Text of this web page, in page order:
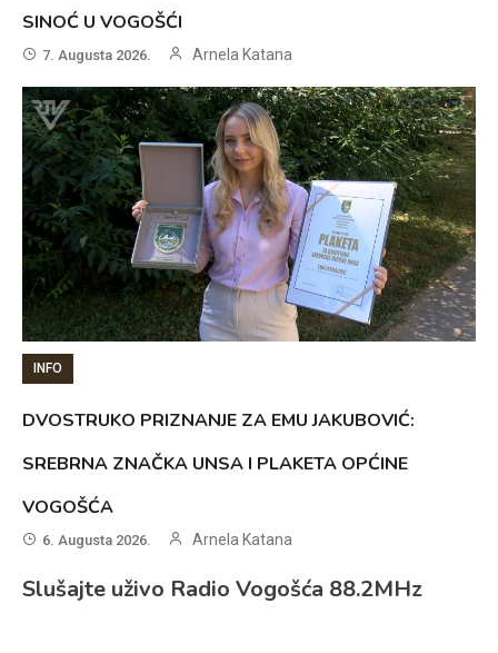
SINOĆ U VOGOŠĆI
7. Augusta 2026. Arnela Katana
INFO
DVOSTRUKO PRIZNANJE ZA EMU JAKUBOVIĆ:
SREBRNA ZNAČKA UNSA I PLAKETA OPĆINE
VOGOŠĆA
6. Augusta 2026. Arnela Katana
Slušajte uživo Radio Vogošća 88.2MHz